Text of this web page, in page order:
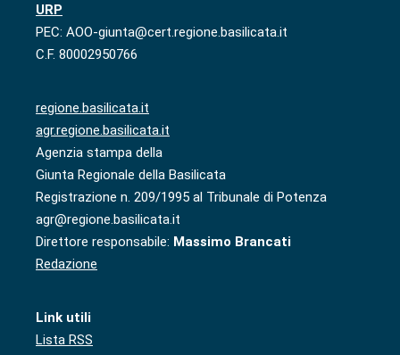
URP
PEC: AOO-giunta@cert.regione.basilicata.it
C.F. 80002950766
regione.basilicata.it
agr.regione.basilicata.it
Agenzia stampa della
Giunta Regionale della Basilicata
Registrazione n. 209/1995 al Tribunale di Potenza
agr@regione.basilicata.it
Direttore responsabile: Massimo Brancati
Redazione
Link utili
Lista RSS